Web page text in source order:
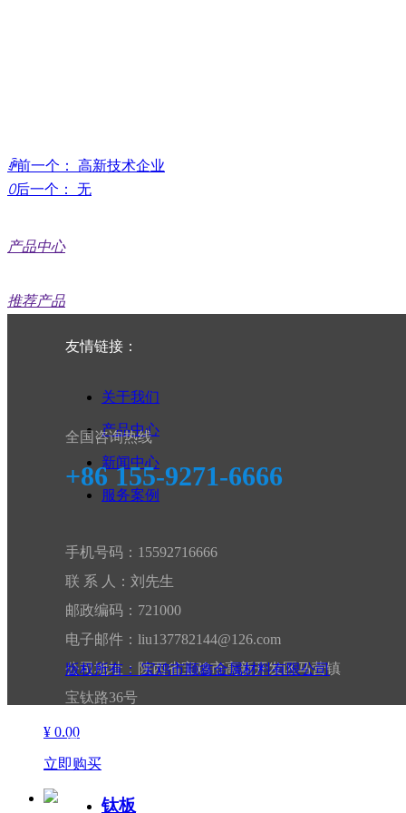
ꄴ前一个：
高新技术企业
ꄲ后一个： 无
产品中心
推荐产品
钛板
钛锻件
钛管
钛板
¥ 0.00
立即购买
友情链接：
关于我们
产品中心
新闻中心
服务案例
全国咨询热线
+86 155-9271-6666
手机号码：15592716666
联 系 人：刘先生
邮政编码：721000
电子邮件：liu137782144@126.com
公司地址：陕西省宝鸡市高新开发区马营镇
宝钛路36号
微信扫码 关注我们
钛板
版权所有： 宝鸡市顺鑫金属材料有限公司